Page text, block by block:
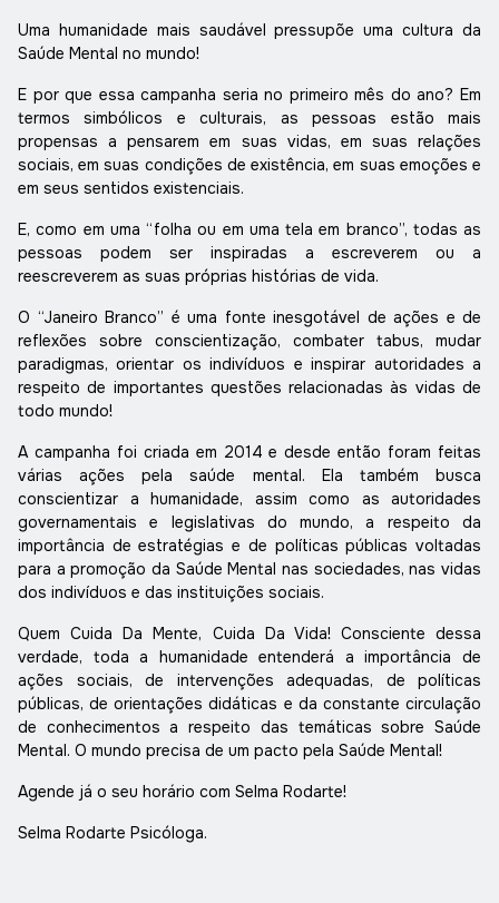
Uma humanidade mais saudável pressupõe uma cultura da
Saúde Mental no mundo!
E por que essa campanha seria no primeiro mês do ano? Em
termos simbólicos e culturais, as pessoas estão mais
propensas a pensarem em suas vidas, em suas relações
sociais, em suas condições de existência, em suas emoções e
em seus sentidos existenciais.
E, como em uma “folha ou em uma tela em branco”, todas as
pessoas podem ser inspiradas a escreverem ou a
reescreverem as suas próprias histórias de vida.
O “Janeiro Branco” é uma fonte inesgotável de ações e de
reflexões sobre conscientização, combater tabus, mudar
paradigmas, orientar os indivíduos e inspirar autoridades a
respeito de importantes questões relacionadas às vidas de
todo mundo!
A campanha foi criada em 2014 e desde então foram feitas
várias ações pela saúde mental. Ela também busca
conscientizar a humanidade, assim como as autoridades
governamentais e legislativas do mundo, a respeito da
importância de estratégias e de políticas públicas voltadas
para a promoção da Saúde Mental nas sociedades, nas vidas
dos indivíduos e das instituições sociais.
Quem Cuida Da Mente, Cuida Da Vida! Consciente dessa
verdade, toda a humanidade entenderá a importância de
ações sociais, de intervenções adequadas, de políticas
públicas, de orientações didáticas e da constante circulação
de conhecimentos a respeito das temáticas sobre Saúde
Mental. O mundo precisa de um pacto pela Saúde Mental!
Agende já o seu horário com Selma Rodarte!
Selma Rodarte Psicóloga.